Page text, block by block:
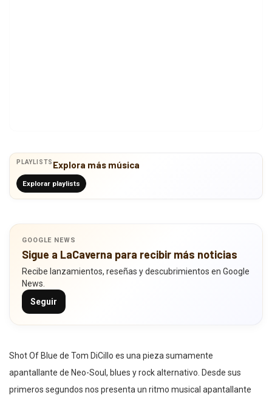
PLAYLISTS Explora más música
Explorar playlists
GOOGLE NEWS
Sigue a LaCaverna para recibir más noticias
Recibe lanzamientos, reseñas y descubrimientos en Google
News.
Seguir
Shot Of Blue de Tom DiCillo es una pieza sumamente
apantallante de Neo-Soul, blues y rock alternativo. Desde sus
primeros segundos nos presenta un ritmo musical apantallante